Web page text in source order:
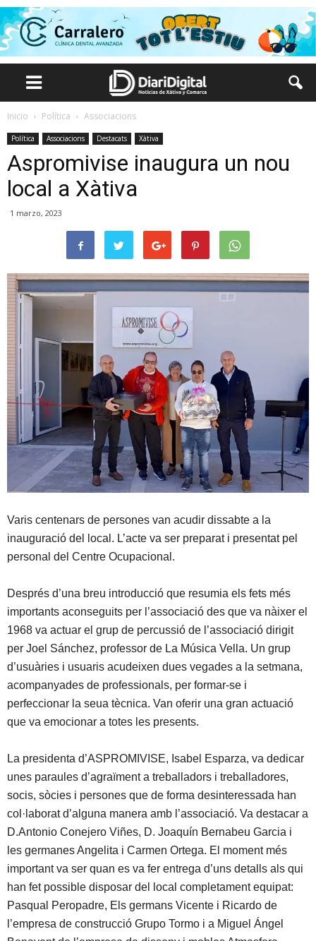
Inicio Política Associacions
Política Associacions Destacats Xàtiva
Aspromivise inaugura un nou
local a Xàtiva
1 marzo, 2023
Varis centenars de persones van acudir dissabte a la
inauguració del local. L’acte va ser preparat i presentat pel
personal del Centre Ocupacional.
Després d’una breu introducció que resumia els fets més
importants aconseguits per l’associació des que va nàixer el
1968 va actuar el grup de percussió de l’associació dirigit
per Joel Sánchez, professor de La Música Vella. Un grup
d’usuàries i usuaris acudeixen dues vegades a la setmana,
acompanyades de professionals, per formar-se i
perfeccionar la seua tècnica. Van oferir una gran actuació
que va emocionar a totes les presents.
La presidenta d’ASPROMIVISE, Isabel Esparza, va dedicar
unes paraules d’agraïment a treballadors i treballadores,
socis, sòcies i persones que de forma desinteressada han
col·laborat d’alguna manera amb l’associació. Va destacar a
D.Antonio Conejero Viñes, D. Joaquín Bernabeu Garcia i
les germanes Angelita i Carmen Ortega. El moment més
important va ser quan es va fer entrega d’uns detalls als qui
han fet possible disposar del local completament equipat:
Pasqual Peropadre, Els germans Vicente i Ricardo de
l’empresa de construcció Grupo Tormo i a Miguel Ángel